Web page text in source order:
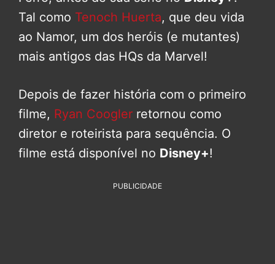
Tal como Tenoch Huerta, que deu vida
ao Namor, um dos heróis (e mutantes)
mais antigos das HQs da Marvel!
Depois de fazer história com o primeiro
filme, Ryan Coogler retornou como
diretor e roteirista para sequência. O
filme está disponível no Disney+!
PUBLICIDADE